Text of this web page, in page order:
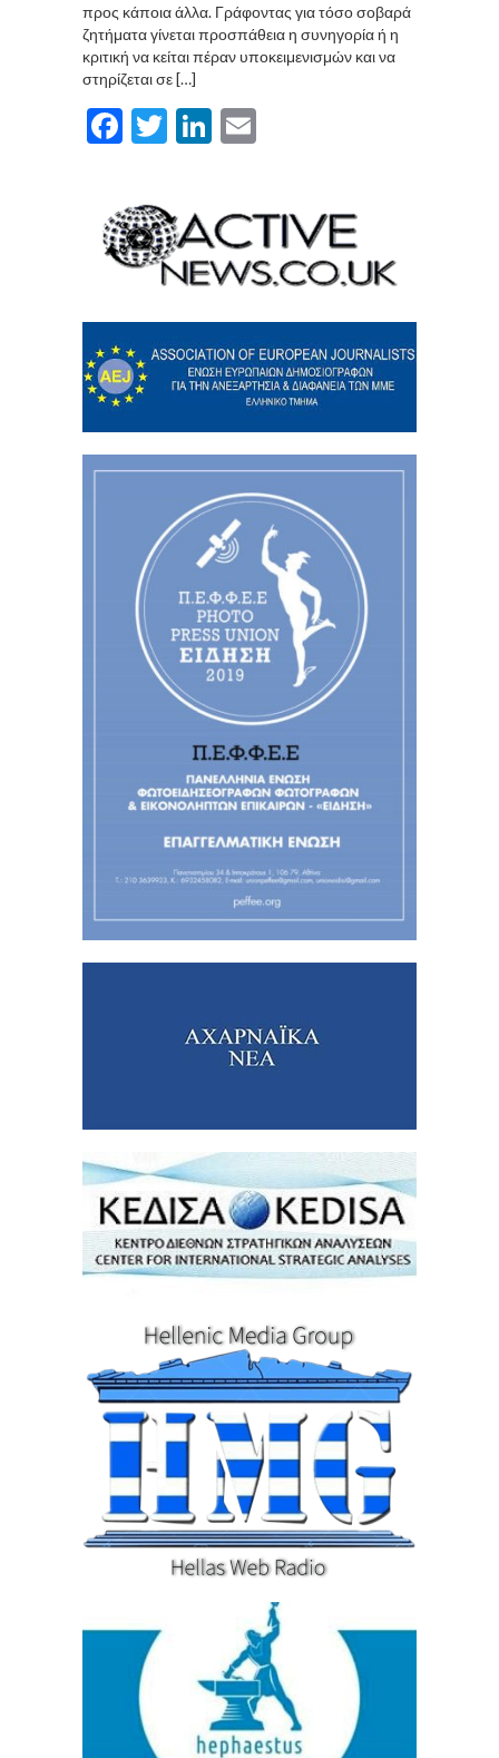
προς κάποια άλλα. Γράφοντας για τόσο σοβαρά
ζητήματα γίνεται προσπάθεια η συνηγορία ή η
κριτική να κείται πέραν υποκειμενισμών και να
στηρίζεται σε […]
Facebook
TwitterLinkedIn